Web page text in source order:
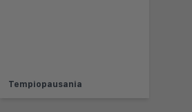
Tempiopausania